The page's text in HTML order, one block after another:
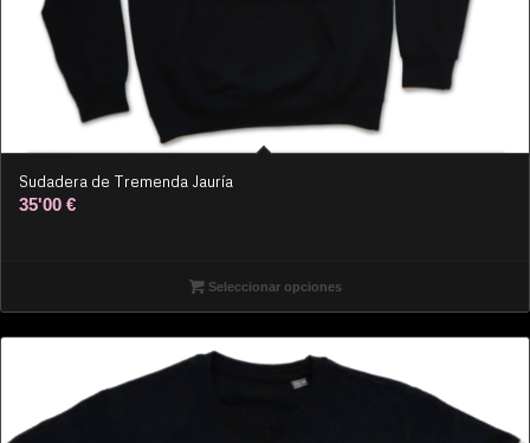
Sudadera de Tremenda Jauría
35'00 €
Seleccionar opciones